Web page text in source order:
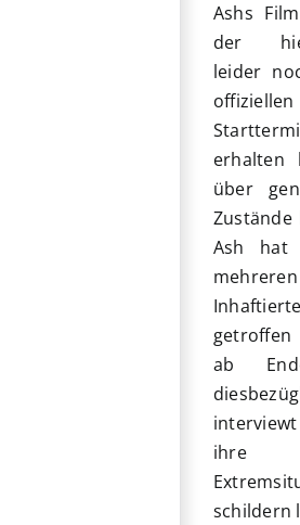
Ashs
der
leider
offiziellen
erhalten
über
Zustände
Ash hat
mehreren
ab
ihre
schildern